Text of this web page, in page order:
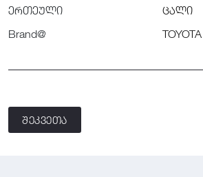
ერთეული
ცალი
Brand@
TOYOTA
შეკვეთა